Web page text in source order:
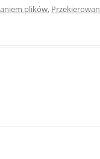
plików,